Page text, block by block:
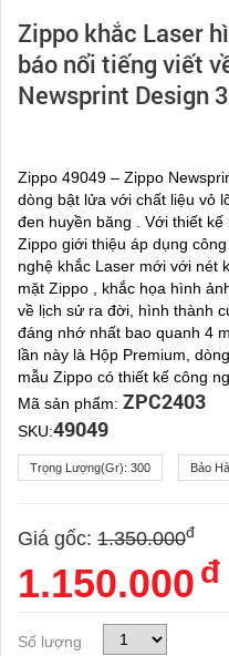
Zippo khắc Laser
báo nổi tiếng viết
Newsprint Design
Zippo 49049 – Zippo
dòng bật lửa với chất liệu vỏ
đen huyền băng . Với thiết
Zippo giới thiệu áp dụng
nghệ khắc Laser mới với nét
mặt Zippo , khắc họa hình
về lịch sử ra đời, hình thành
đáng nhớ nhất bao quanh 4
lần này là Hộp Premium,
mẫu Zippo có thiết kế công
Mã sản phẩm: ZPC2403
SKU:49049
Trọng Lượng(gr): 300 Bảo
Giá gốc: 1.350.000đ
1.150.000 đ
Số lượng